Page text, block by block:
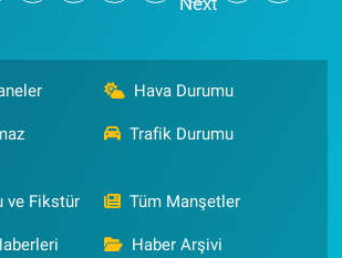
Hava Durumu
Trafik Durumu
ve Fikstür Tüm Manşetler
Haber Arşivi